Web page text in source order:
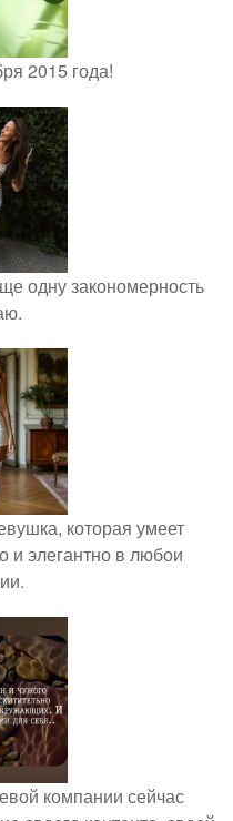
2015 года!
одну закономерность
которая умеет
и элегантно в любои
компании сейчас